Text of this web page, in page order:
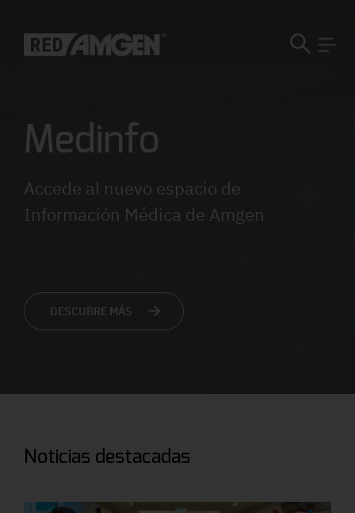
Medinfo
Accede al nuevo espacio de
Información Médica de Amgen
DESCUBRE MÁS
Noticias destacadas